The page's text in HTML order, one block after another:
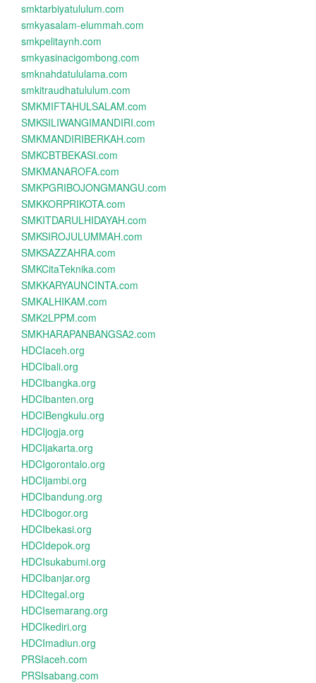
smktarbiyatululum.com
smkyasalam-elummah.com
smkpelitaynh.com
smkyasinacigombong.com
smknahdatululama.com
smkitraudhatululum.com
SMKMIFTAHULSALAM.com
SMKSILIWANGIMANDIRI.com
SMKMANDIRIBERKAH.com
SMKCBTBEKASI.com
SMKMANAROFA.com
SMKPGRIBOJONGMANGU.com
SMKKORPRIKOTA.com
SMKITDARULHIDAYAH.com
SMKSIROJULUMMAH.com
SMKSAZZAHRA.com
SMKCitaTeknika.com
SMKKARYAUNCINTA.com
SMKALHIKAM.com
SMK2LPPM.com
SMKHARAPANBANGSA2.com
HDCIaceh.org
HDCIbali.org
HDCIbangka.org
HDCIbanten.org
HDCIBengkulu.org
HDCIjogja.org
HDCIjakarta.org
HDCIgorontalo.org
HDCIjambi.org
HDCIbandung.org
HDCIbogor.org
HDCIbekasi.org
HDCIdepok.org
HDCIsukabumi.org
HDCIbanjar.org
HDCItegal.org
HDCIsemarang.org
HDCIkediri.org
HDCImadiun.org
PRSIaceh.com
PRSIsabang.com